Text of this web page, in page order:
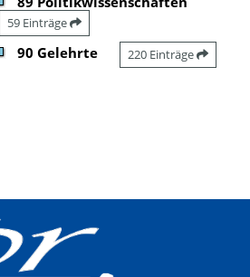
59 Einträge
90 Gelehrte 220 Einträge